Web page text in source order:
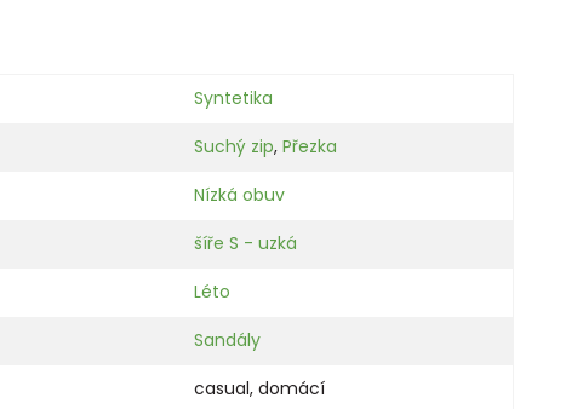
Syntetika
Suchý zip, Přezka
Nízká obuv
šíře S - uzká
Léto
Sandály
casual, domácí